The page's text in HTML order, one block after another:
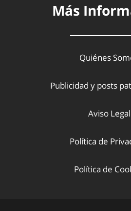
Más
Quiénes
Publicidad y posts
Aviso Legal
Política de
Política de